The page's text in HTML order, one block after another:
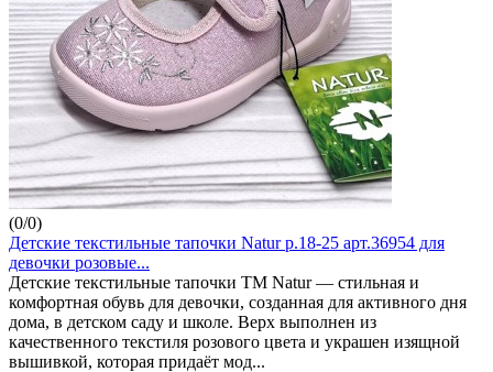
(0/0)
Детские текстильные тапочки Natur р.18-25 арт.36954 для
девочки розовые...
Детские текстильные тапочки ТМ Natur — стильная и
комфортная обувь для девочки, созданная для активного дня
дома, в детском саду и школе. Верх выполнен из
качественного текстиля розового цвета и украшен изящной
вышивкой, которая придаёт мод...